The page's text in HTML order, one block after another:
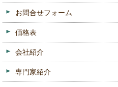
お問合せフォーム
価格表
会社紹介
専門家紹介